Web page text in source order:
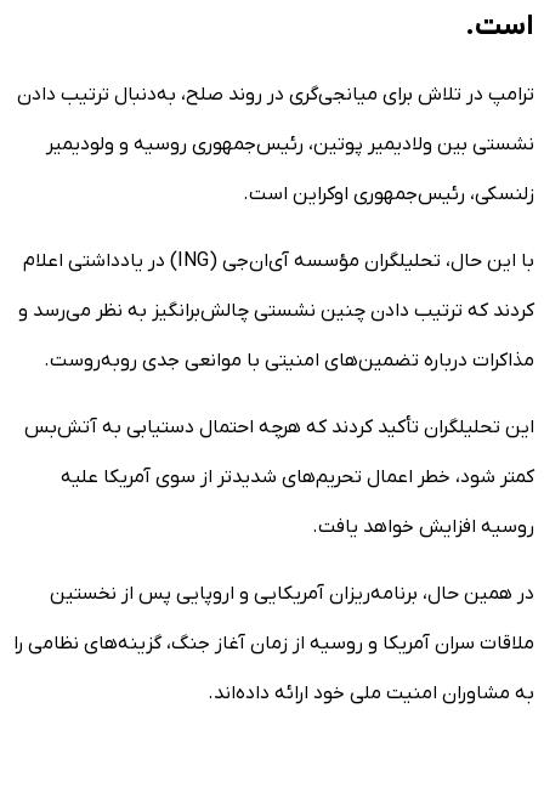
است.
ترامپ در تلاش برای میانجی‌گری در روند صلح، به‌دنبال ترتیب دادن
نشستی بین ولادیمیر پوتین، رئیس‌جمهوری روسیه و ولودیمیر
زلنسکی، رئیس‌جمهوری اوکراین است.
با این حال، تحلیلگران مؤسسه آی‌ان‌جی (ING) در یادداشتی اعلام
کردند که ترتیب دادن چنین نشستی چالش‌برانگیز به نظر می‌رسد و
مذاکرات درباره تضمین‌های امنیتی با موانعی جدی روبه‌روست.
این تحلیلگران تأکید کردند که هرچه احتمال دستیابی به آتش‌بس
کمتر شود، خطر اعمال تحریم‌های شدیدتر از سوی آمریکا علیه
روسیه افزایش خواهد یافت.
در همین حال، برنامه‌ریزان آمریکایی و اروپایی پس از نخستین
ملاقات سران آمریکا و روسیه از زمان آغاز جنگ، گزینه‌های نظامی را
به مشاوران امنیت ملی خود ارائه داده‌اند.